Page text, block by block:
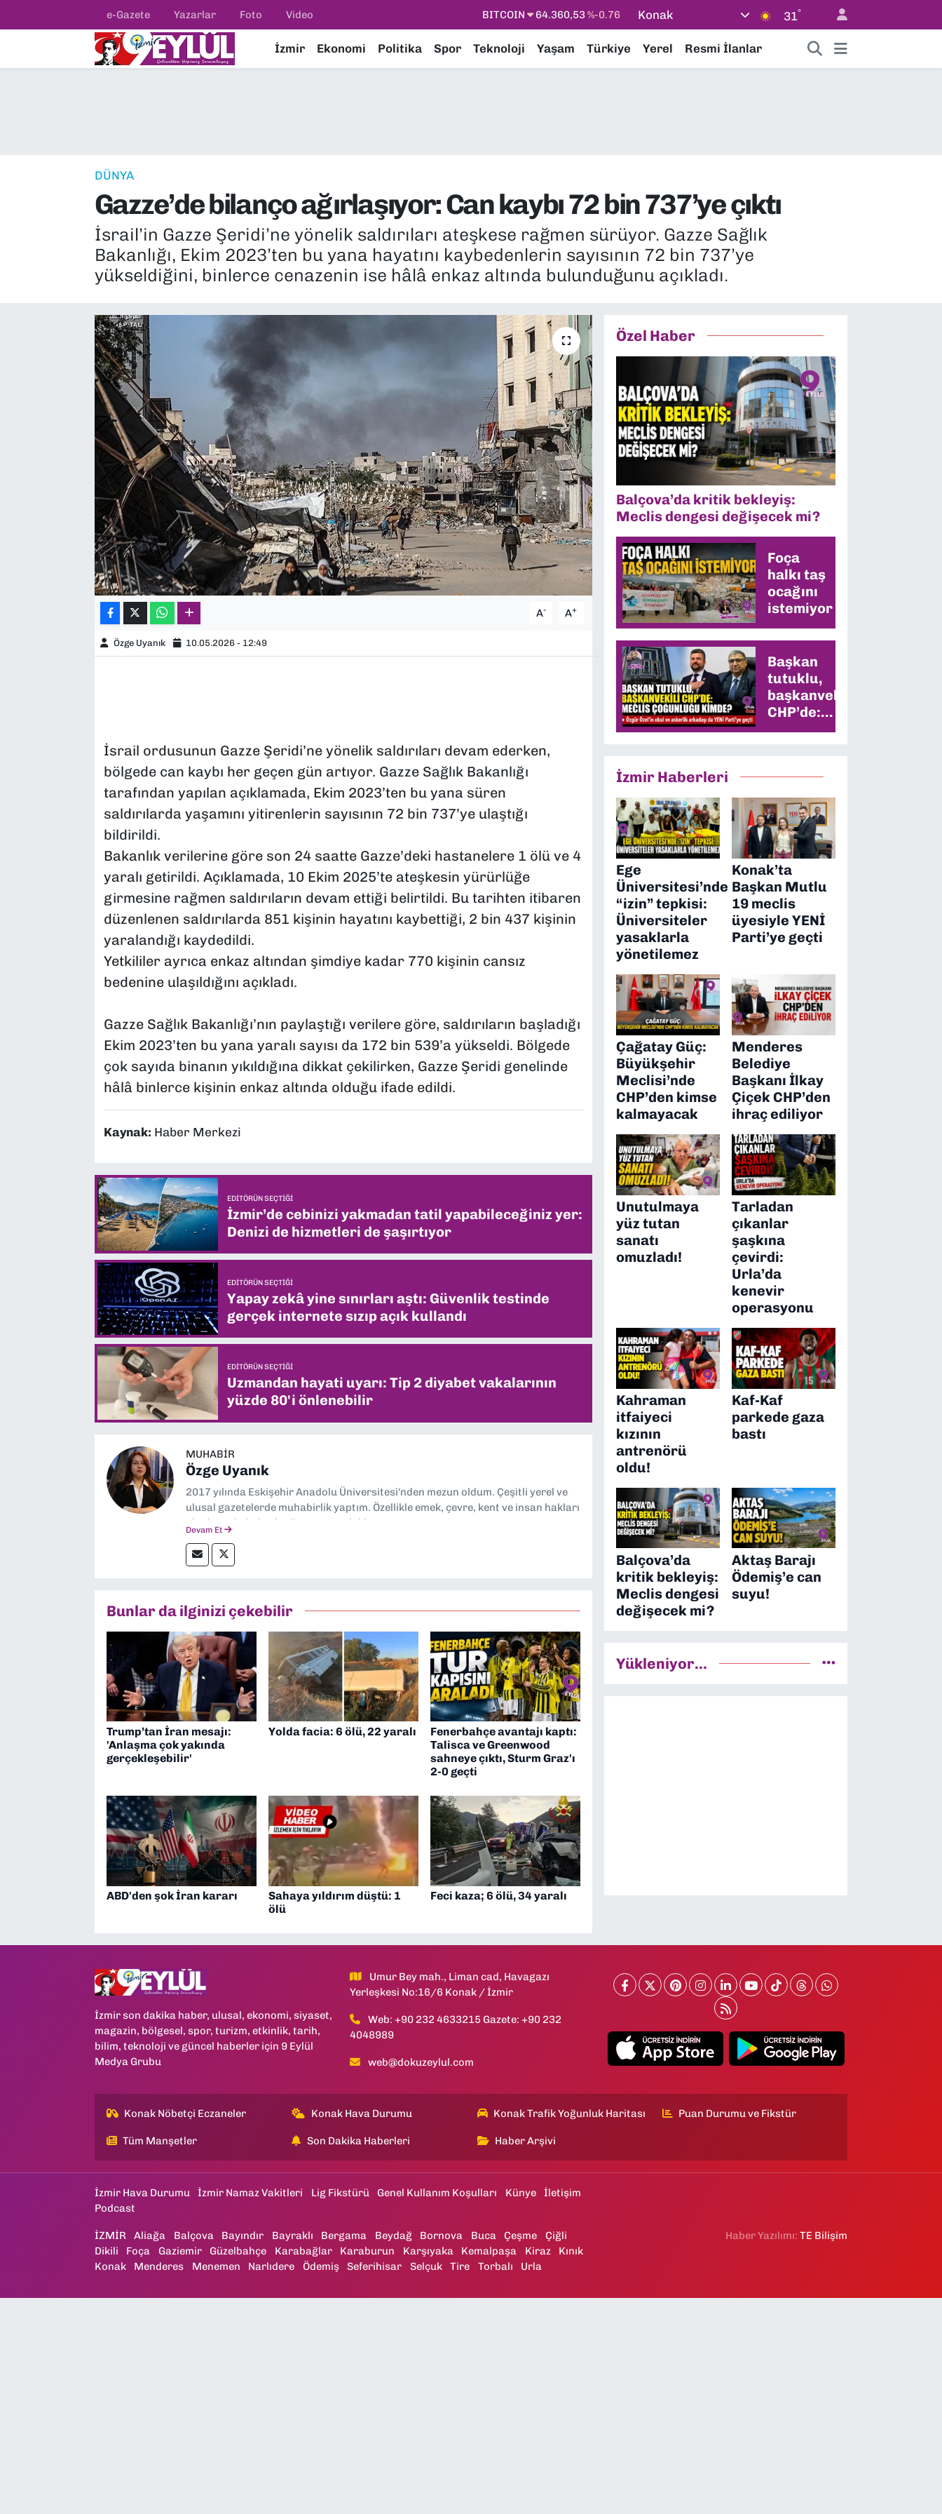
e-Gazete Yazarlar Foto Video DOLAR 47,7069%0.17
EURO
55,0265%0.01
STERLİN
64,1897%0.02
Konak 31°
İzmir Ekonomi Politika Spor Teknoloji Yaşam Türkiye Yerel Resmi İlanlar
DÜNYA
Gazze’de bilanço ağırlaşıyor: Can kaybı 72 bin 737’ye çıktı
İsrail’in Gazze Şeridi’ne yönelik saldırıları ateşkese rağmen sürüyor. Gazze Sağlık
Bakanlığı, Ekim 2023’ten bu yana hayatını kaybedenlerin sayısının 72 bin 737’ye
yükseldiğini, binlerce cenazenin ise hâlâ enkaz altında bulunduğunu açıkladı.
A- A+
Özge Uyanık 10.05.2026 - 12:49
İsrail ordusunun Gazze Şeridi’ne yönelik saldırıları devam ederken,
bölgede can kaybı her geçen gün artıyor. Gazze Sağlık Bakanlığı
tarafından yapılan açıklamada, Ekim 2023’ten bu yana süren
saldırılarda yaşamını yitirenlerin sayısının 72 bin 737’ye ulaştığı
bildirildi.
Bakanlık verilerine göre son 24 saatte Gazze’deki hastanelere 1 ölü ve 4
yaralı getirildi. Açıklamada, 10 Ekim 2025’te ateşkesin yürürlüğe
girmesine rağmen saldırıların devam ettiği belirtildi. Bu tarihten itibaren
düzenlenen saldırılarda 851 kişinin hayatını kaybettiği, 2 bin 437 kişinin
yaralandığı kaydedildi.
Yetkililer ayrıca enkaz altından şimdiye kadar 770 kişinin cansız
bedenine ulaşıldığını açıkladı.
Gazze Sağlık Bakanlığı’nın paylaştığı verilere göre, saldırıların başladığı
Ekim 2023’ten bu yana yaralı sayısı da 172 bin 539’a yükseldi. Bölgede
çok sayıda binanın yıkıldığına dikkat çekilirken, Gazze Şeridi genelinde
hâlâ binlerce kişinin enkaz altında olduğu ifade edildi.
Kaynak: Haber Merkezi
EDITÖRÜN SEÇTIĞI
İzmir’de cebinizi yakmadan tatil yapabileceğiniz yer:
Denizi de hizmetleri de şaşırtıyor
EDITÖRÜN SEÇTIĞI
Yapay zekâ yine sınırları aştı: Güvenlik testinde
gerçek internete sızıp açık kullandı
EDITÖRÜN SEÇTIĞI
Uzmandan hayati uyarı: Tip 2 diyabet vakalarının
yüzde 80'i önlenebilir
MUHABIR
Özge Uyanık
2017 yılında Eskişehir Anadolu Üniversitesi'nden mezun oldum. Çeşitli yerel ve
ulusal gazetelerde muhabirlik yaptım. Özellikle emek, çevre, kent ve insan hakları
alanlarında haberler üretmeye odaklanıyorum.
Devam Et
Bunlar da ilginizi çekebilir
Trump’tan İran mesajı:
'Anlaşma çok yakında
gerçekleşebilir'
Yolda facia: 6 ölü, 22 yaralı
Fenerbahçe avantajı kaptı:
Talisca ve Greenwood
sahneye çıktı, Sturm Graz'ı
2-0 geçti
ABD'den şok İran kararı
Sahaya yıldırım düştü: 1
ölü
Feci kaza; 6 ölü, 34 yaralı
Özel Haber
Balçova’da kritik bekleyiş:
Meclis dengesi değişecek mi?
Foça
halkı taş
ocağını
istemiyor
Başkan
tutuklu,
başkanvekili
CHP’de:
Meclis
İzmir Haberleri
Ege
Üniversitesi’nde
“izin” tepkisi:
Üniversiteler
yasaklarla
yönetilemez
Konak’ta
Başkan Mutlu
19 meclis
üyesiyle YENİ
Parti’ye geçti
Çağatay Güç:
Büyükşehir
Meclisi’nde
CHP’den kimse
kalmayacak
Menderes
Belediye
Başkanı İlkay
Çiçek CHP’den
ihraç ediliyor
Unutulmaya
yüz tutan
sanatı
omuzladı!
Tarladan
çıkanlar
şaşkına
çevirdi:
Urla’da
kenevir
operasyonu
Kahraman
itfaiyeci
kızının
antrenörü
oldu!
Kaf-Kaf
parkede gaza
bastı
Balçova’da
kritik bekleyiş:
Meclis dengesi
değişecek mi?
Aktaş Barajı
Ödemiş’e can
suyu!
Yükleniyor...
İzmir son dakika haber, ulusal, ekonomi, siyaset,
magazin, bölgesel, spor, turizm, etkinlik, tarih,
bilim, teknoloji ve güncel haberler için 9 Eylül
Medya Grubu
Umur Bey mah., Liman cad, Havagazı
Yerleşkesi No:16/6 Konak / İzmir
Web: +90 232 4633215 Gazete: +90 232
4048989
web@dokuzeylul.com
Konak Nöbetçi Eczaneler Konak Hava Durumu Konak Trafik Yoğunluk Haritası Puan Durumu ve Fikstür
Tüm Manşetler Son Dakika Haberleri Haber Arşivi
İzmir Hava Durumu İzmir Namaz Vakitleri Lig Fikstürü Genel Kullanım Koşulları Künye
İletişim
Podcast
İZMİR Aliağa Balçova Bayındır Bayraklı Bergama Beydağ Bornova Buca Çeşme
Çiğli
Dikili
Foça Gaziemir Güzelbahçe Karabağlar Karaburun Karşıyaka Kemalpaşa Kiraz
Kınık
Konak
Menderes Menemen Narlıdere Ödemiş Seferihisar Selçuk Tire Torbalı Urla
Haber Yazılımı:TE Bilişim
Resmi İlanlar
EKONOMİ
KÜLTÜR SANAT
YEREL YÖNETİMLER
Konak Nöbetçi Eczaneler
Tüm Manşetler
Son Dakika Haberleri
Haber Arşivi